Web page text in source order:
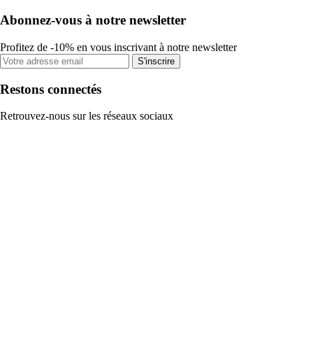
Abonnez-vous à notre newsletter
Profitez de -10% en vous inscrivant à notre newsletter
S'inscrire
Restons connectés
Retrouvez-nous sur les réseaux sociaux